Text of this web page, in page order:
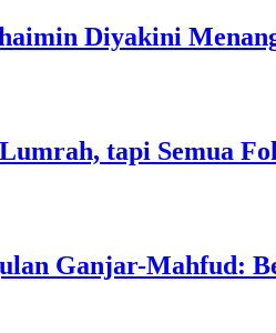
Diyakini
tapi Semua
Ganjar-Mahfud: